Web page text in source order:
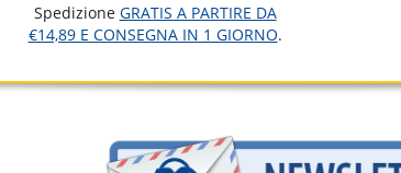
Spedizione GRATIS A PARTIRE DA
€14,89 E CONSEGNA IN 1 GIORNO.